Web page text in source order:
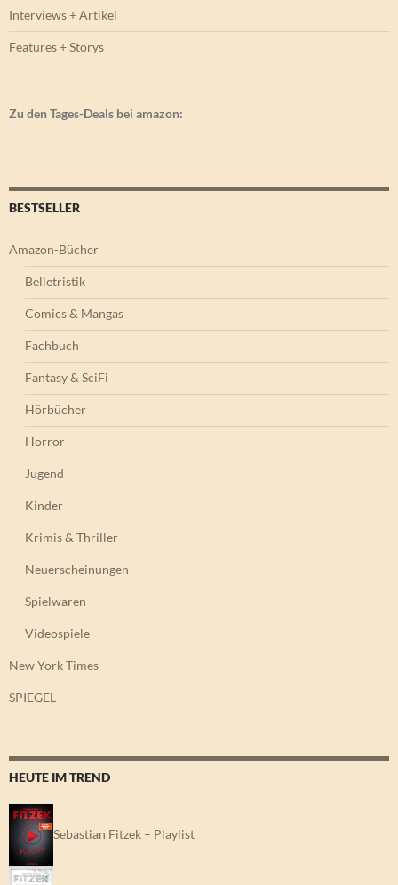
Interviews + Artikel
Features + Storys
Zu den Tages-Deals bei amazon:
BESTSELLER
Amazon-Bücher
Belletristik
Comics & Mangas
Fachbuch
Fantasy & SciFi
Hörbücher
Horror
Jugend
Kinder
Krimis & Thriller
Neuerscheinungen
Spielwaren
Videospiele
New York Times
SPIEGEL
HEUTE IM TREND
Sebastian Fitzek – Playlist